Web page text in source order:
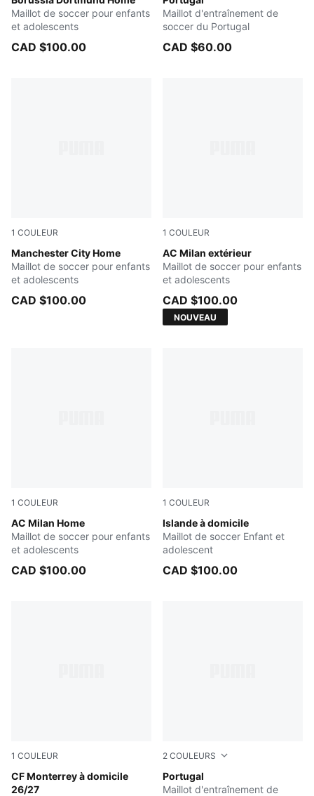
Maillot de soccer pour enfants
et adolescents
CAD $100.00
Maillot d'entraînement de
soccer du Portugal
CAD $60.00
1 COULEUR
Manchester City Home
Team Light Blue-Icy Blue
Maillot de soccer pour enfants
et adolescents
CAD $100.00
1 COULEUR
AC Milan extérieur
PUMA White-Victory Gold
Maillot de soccer pour enfants
et adolescents
CAD $100.00
NOUVEAU
1 COULEUR
AC Milan Home
PUMA Black-For All Time Red
Maillot de soccer pour enfants
et adolescents
CAD $100.00
1 COULEUR
Islande à domicile
Electro Royal-PUMA White
Maillot de soccer Enfant et
adolescent
CAD $100.00
1 COULEUR
CF Monterrey à domicile
26/27
New Navy
2 COULEURS
Portugal
Ocean Tropic-Silver Mist
Maillot d'entraînement de